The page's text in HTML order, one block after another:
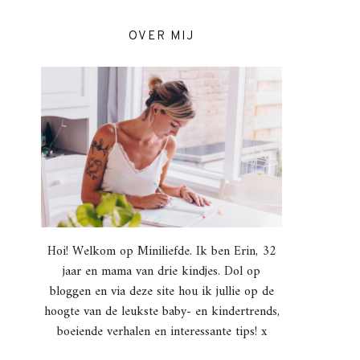
OVER MIJ
Hoi! Welkom op Miniliefde. Ik ben Erin, 32
jaar en mama van drie kindjes. Dol op
bloggen en via deze site hou ik jullie op de
hoogte van de leukste baby- en kindertrends,
boeiende verhalen en interessante tips! x